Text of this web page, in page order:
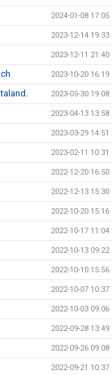
2024-01-08 17:05
2023-12-14 19:33
2023-12-11 21:40
2023-10-20 16:19
2023-05-30 19:08
2023-04-13 13:58
2023-03-29 14:51
2023-02-11 10:31
2022-12-20 16:50
2022-12-13 15:30
2022-10-20 15:16
2022-10-17 11:04
2022-10-13 09:22
2022-10-10 15:56
2022-10-07 10:37
2022-10-03 09:06
2022-09-28 13:49
2022-09-26 09:08
2022-09-21 10:37